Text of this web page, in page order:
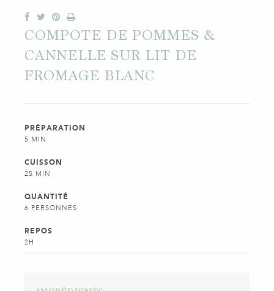
COMPOTE DE POMMES &
CANNELLE SUR LIT DE
FROMAGE BLANC
PRÉPARATION
5 MIN
CUISSON
25 MIN
QUANTITÉ
6 PERSONNES
REPOS
2H